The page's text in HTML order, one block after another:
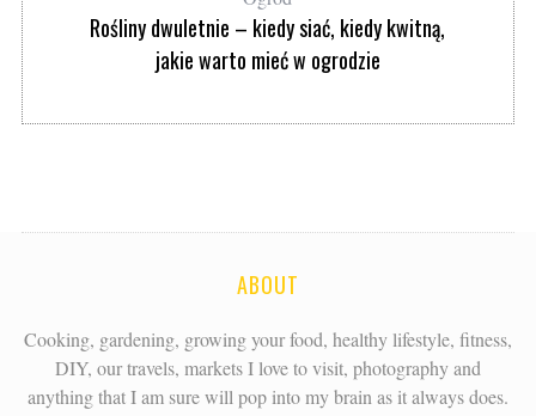
Rośliny dwuletnie – kiedy siać, kiedy kwitną,
jakie warto mieć w ogrodzie
ABOUT
Cooking, gardening, growing your food, healthy lifestyle, fitness,
DIY, our travels, markets I love to visit, photography and
anything that I am sure will pop into my brain as it always does.